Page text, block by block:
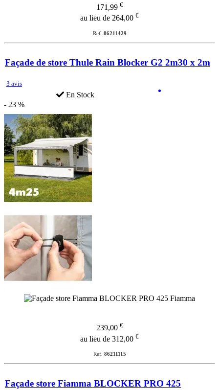
171,99 €
au lieu de 264,00 €
Ref. 86211429
Façade de store Thule Rain Blocker G2 2m30 x 2m
3 avis
En Stock
- 23 %
239,00 €
au lieu de 312,00 €
Ref. 86211115
Façade store Fiamma BLOCKER PRO 425